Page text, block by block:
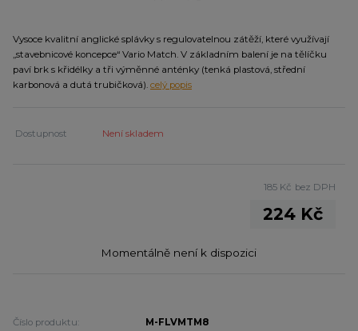
Vysoce kvalitní anglické splávky s regulovatelnou zátěží, které využívají
„stavebnicové koncepce“ Vario Match. V základním balení je na tělíčku
paví brk s křidélky a tři výměnné anténky (tenká plastová, střední
karbonová a dutá trubičková). celý popis
Dostupnost Není skladem
224 Kč
185 Kč bez DPH
Momentálně není k dispozici
Číslo produktu:
M-FLVMTM8